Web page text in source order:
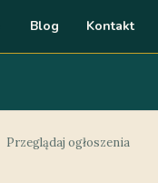
Blog Kontakt
Przeglądaj ogłoszenia